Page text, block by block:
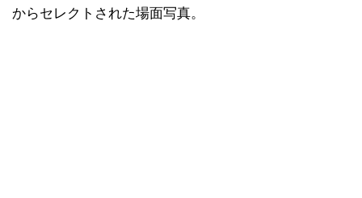
からセレクトされた場面写真。